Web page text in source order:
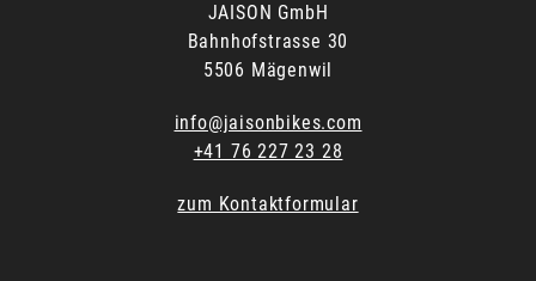
JAISON GmbH
Bahnhofstrasse 30
5506 Mägenwil
info@jaisonbikes.com
+41 76 227 23 28
zum Kontaktformular